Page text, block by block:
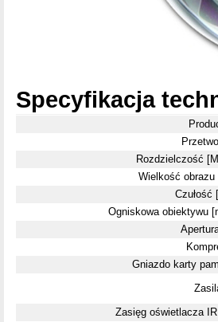
Specyfikacja
Rozdzielczość
Wielkość obrazu
Czułość
Ogniskowa obiektywu
Gniazdo karty
Zasięg oświetlacza